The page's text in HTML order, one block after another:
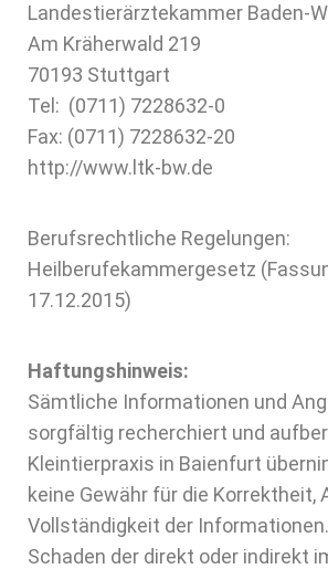
Landestierärztekammer Baden-
Am Kräherwald 219
70193 Stuttgart
Tel: (0711) 7228632-0
Fax: (0711) 7228632-20
http://www.ltk-bw.de
Berufsrechtliche Regelungen:
Heilberufekammergesetz
17.12.2015)
Haftungshinweis:
Sämtliche Informationen und
sorgfältig recherchiert und
Kleintierpraxis in Baienfurt
keine Gewähr für die Korrektheit,
Vollständigkeit der
Schaden der direkt oder indirekt